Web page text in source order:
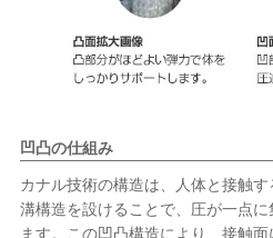
凹凸の仕組み
カナル技術の構造は、人体と接触
溝構造を設けることで、圧が一点
ます。この凹凸構造により、接触